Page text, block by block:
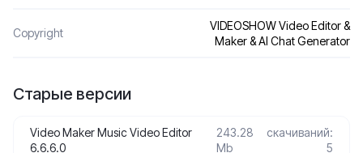
Сopyright
VIDEOSHOW Video Editor &
Maker & AI Chat Generator
Старые версии
Video Maker Music Video Editor
6.6.6.0
243.28
Mb
скачиваний:
5